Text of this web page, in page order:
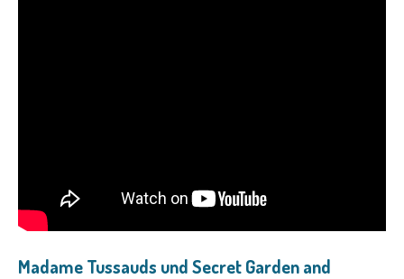
Madame Tussauds und Secret Garden and